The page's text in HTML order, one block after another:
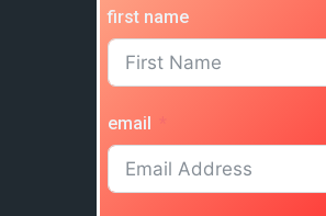
first name
email